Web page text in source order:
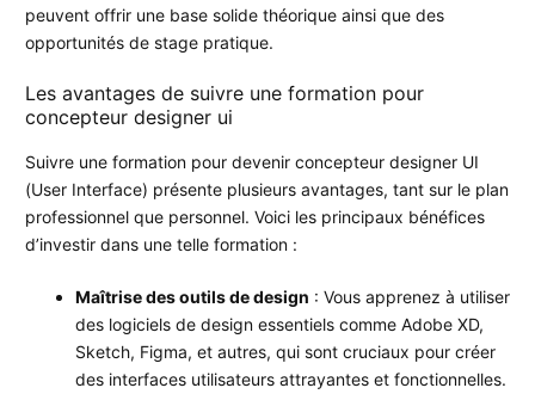
peuvent offrir une base solide théorique ainsi que des
opportunités de stage pratique.
Les avantages de suivre une formation pour
concepteur designer ui
Suivre une formation pour devenir concepteur designer UI
(User Interface) présente plusieurs avantages, tant sur le plan
professionnel que personnel. Voici les principaux bénéfices
d’investir dans une telle formation :
Maîtrise des outils de design : Vous apprenez à utiliser
des logiciels de design essentiels comme Adobe XD,
Sketch, Figma, et autres, qui sont cruciaux pour créer
des interfaces utilisateurs attrayantes et fonctionnelles.